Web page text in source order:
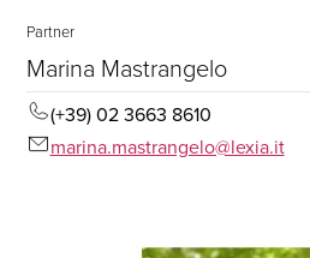
Partner
Marina Mastrangelo
(+39) 02 3663 8610
marina.mastrangelo@lexia.it